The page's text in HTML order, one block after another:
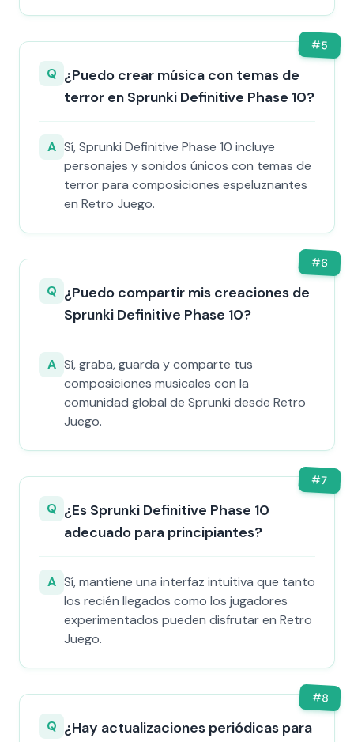
#5
Q ¿Puedo crear música con temas de
terror en Sprunki Definitive Phase 10?
A Sí, Sprunki Definitive Phase 10 incluye
personajes y sonidos únicos con temas de
terror para composiciones espeluznantes
en Retro Juego.
#6
Q ¿Puedo compartir mis creaciones de
Sprunki Definitive Phase 10?
A Sí, graba, guarda y comparte tus
composiciones musicales con la
comunidad global de Sprunki desde Retro
Juego.
#7
Q ¿Es Sprunki Definitive Phase 10
adecuado para principiantes?
A Sí, mantiene una interfaz intuitiva que tanto
los recién llegados como los jugadores
experimentados pueden disfrutar en Retro
Juego.
#8
Q ¿Hay actualizaciones periódicas para